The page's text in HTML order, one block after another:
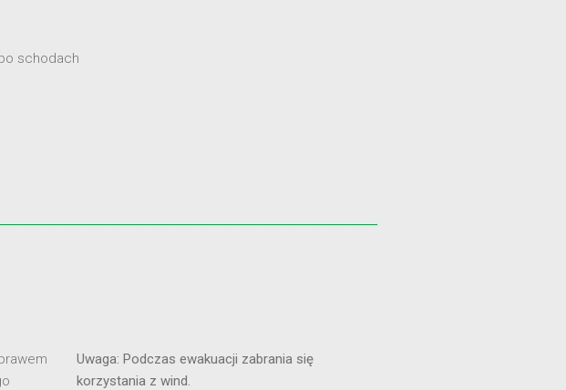
schodach
Uwaga: Podczas ewakuacji zabrania się
korzystania z wind.